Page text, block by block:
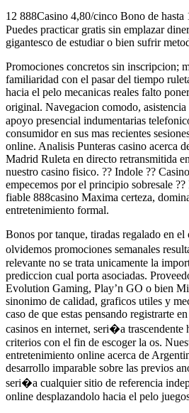
12 888Casino 4,80/cinco Bono de
Puedes practicar gratis sin emplazar
gigantesco de estudiar o bien sufrir
Promociones concretos sin inscripcion;
familiaridad con el pasar del tiempo
hacia el pelo mecanicas reales falto
original. Navegacion comodo,
apoyo presencial indumentarias
consumidor en sus mas recientes
online. Analisis Punteras casino acerca
Madrid Ruleta en directo retransmitida
nuestro casino fisico. ?? Indole ??
empecemos por el principio sobresale
fiable 888casino Maxima certeza,
entretenimiento formal.
Bonos por tanque, tiradas regalado en el
olvidemos promociones semanales
relevante no se trata unicamente la
prediccion cual porta asociadas.
Evolution Gaming, Play’n GO o bien
sinonimo de calidad, graficos utiles y
caso de que estas pensando registrarte
casinos en internet, seri�a trascendente
criterios con el fin de escoger la os.
entretenimiento online acerca de
desarrollo imparable sobre las previos
seri�a cualquier sitio de referencia
online desplazandolo hacia el pelo